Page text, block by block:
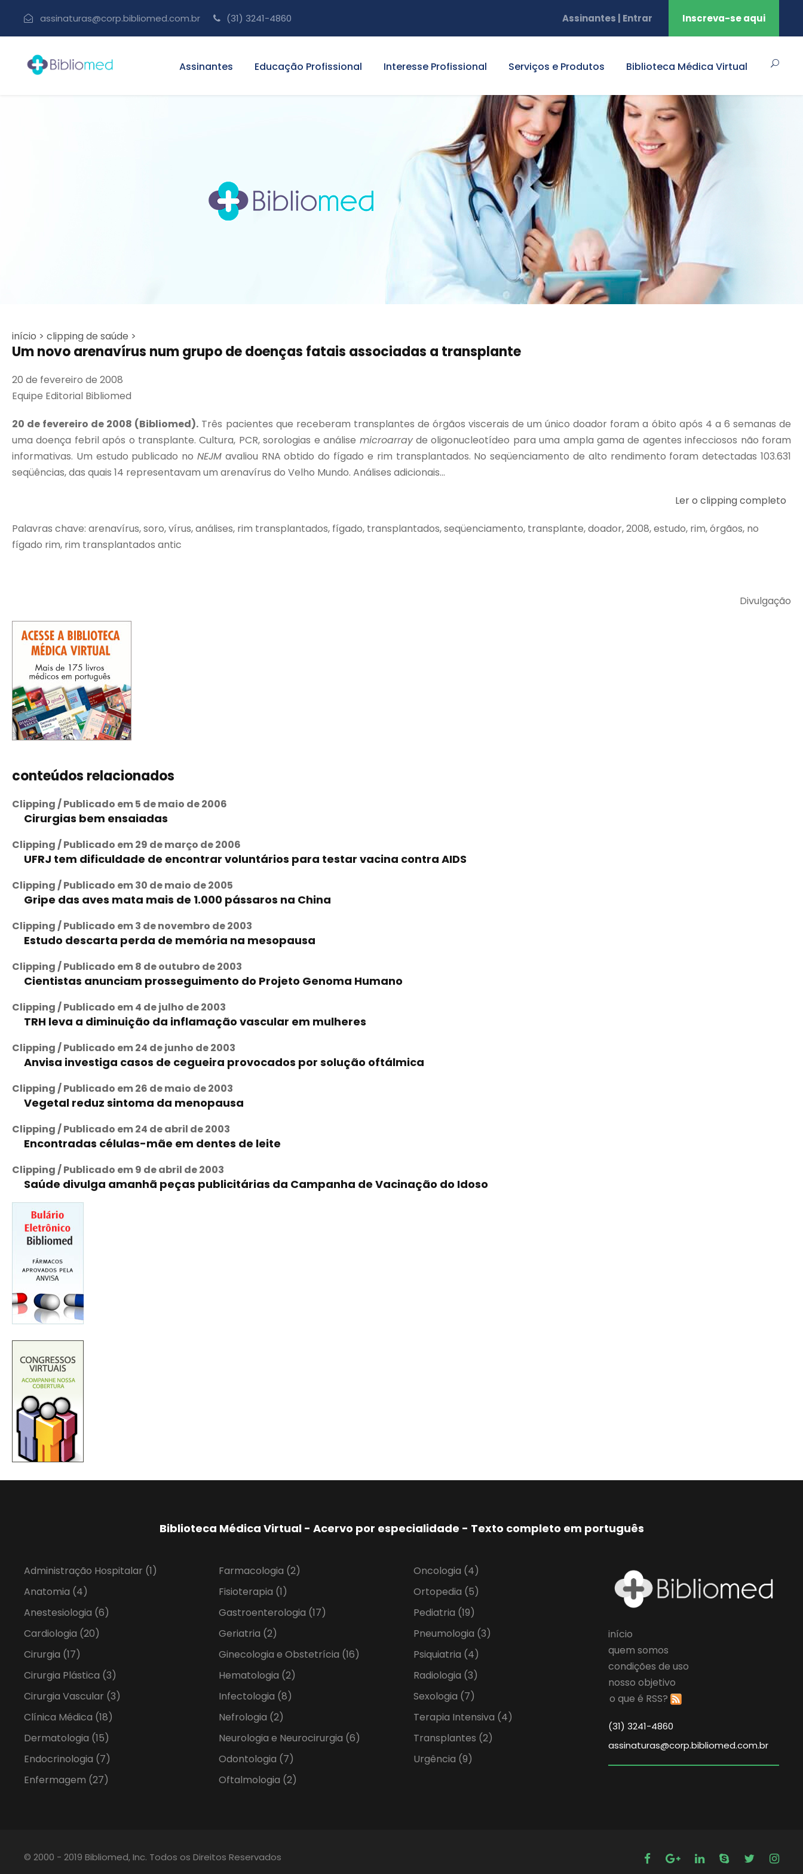
assinaturas@corp.bibliomed.com.br (31) 3241-4860 Assinantes | Entrar Inscreva-se aqui
Assinantes Educação Profissional Interesse Profissional Serviços e Produtos Biblioteca Médica Virtual
início > clipping de saúde >
Um novo arenavírus num grupo de doenças fatais associadas a transplante
20 de fevereiro de 2008
Equipe Editorial Bibliomed
20 de fevereiro de 2008 (Bibliomed). Três pacientes que receberam transplantes de órgãos viscerais de um único doador foram a óbito após 4 a 6 semanas de
uma doença febril após o transplante. Cultura, PCR, sorologias e análise microarrayde oligonucleotídeo para uma ampla gama de agentes infecciosos não foram
informativas. Um estudo publicado noNEJM avaliou RNA obtido do fígado e rim transplantados. No seqüenciamento de alto rendimento foram detectadas 103.631
seqüências, das quais 14 representavam um arenavírus do Velho Mundo. Análises adicionais...
Ler o clipping completo
Palavras chave: arenavírus, soro, vírus, análises, rim transplantados, fígado, transplantados, seqüenciamento, transplante, doador, 2008, estudo, rim, órgãos, no
fígado rim, rim transplantados antic
Divulgação
conteúdos relacionados
Clipping / Publicado em 5 de maio de 2006
Cirurgias bem ensaiadas
Clipping / Publicado em 29 de março de 2006
UFRJ tem dificuldade de encontrar voluntários para testar vacina contra AIDS
Clipping / Publicado em 30 de maio de 2005
Gripe das aves mata mais de 1.000 pássaros na China
Clipping / Publicado em 3 de novembro de 2003
Estudo descarta perda de memória na mesopausa
Clipping / Publicado em 8 de outubro de 2003
Cientistas anunciam prosseguimento do Projeto Genoma Humano
Clipping / Publicado em 4 de julho de 2003
TRH leva a diminuição da inflamação vascular em mulheres
Clipping / Publicado em 24 de junho de 2003
Anvisa investiga casos de cegueira provocados por solução oftálmica
Clipping / Publicado em 26 de maio de 2003
Vegetal reduz sintoma da menopausa
Clipping / Publicado em 24 de abril de 2003
Encontradas células-mãe em dentes de leite
Clipping / Publicado em 9 de abril de 2003
Saúde divulga amanhã peças publicitárias da Campanha de Vacinação do Idoso
Biblioteca Médica Virtual - Acervo por especialidade - Texto completo em português
Administração Hospitalar (1)
Anatomia (4)
Anestesiologia (6)
Cardiologia (20)
Cirurgia (17)
Cirurgia Plástica (3)
Cirurgia Vascular (3)
Clínica Médica (18)
Dermatologia (15)
Endocrinologia (7)
Enfermagem (27)
Farmacologia (2)
Fisioterapia (1)
Gastroenterologia (17)
Geriatria (2)
Ginecologia e Obstetrícia (16)
Hematologia (2)
Infectologia (8)
Nefrologia (2)
Neurologia e Neurocirurgia (6)
Odontologia (7)
Oftalmologia (2)
Oncologia (4)
Ortopedia (5)
Pediatria (19)
Pneumologia (3)
Psiquiatria (4)
Radiologia (3)
Sexologia (7)
Terapia Intensiva (4)
Transplantes (2)
Urgência (9)
início
quem somos
condições de uso
nosso objetivo
o que é RSS?
(31) 3241-4860
assinaturas@corp.bibliomed.com.br
© 2000 - 2019 Bibliomed, Inc. Todos os Direitos Reservados